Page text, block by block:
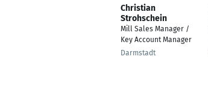
Christian
Strohschein
Mill Sales Manager /
Key Account Manager
Darmstadt